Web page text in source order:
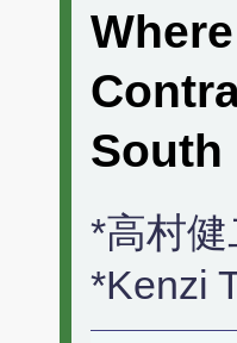
South
*高村
*Kenzi